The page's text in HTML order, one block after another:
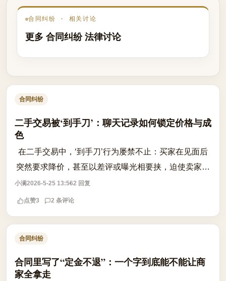
合同纠纷 · 相关讨论
更多 合同纠纷 法律讨论
合同纠纷
二手交易被‘到手刀’：聊天记录如何锁定价格与成
色
在二手交易中，‘到手刀’行为屡禁不止：买家在见面后
突然要求降价，甚至以差评或曝光相要挟，迫使卖家让
步。此类行为不仅违背诚信原则，更可能构成对买卖合
同的违约。根据《民法典》相关规定，...
小满2026-5-25 13:562 回复
点赞3 2 条评论
合同纠纷
合同里写了“定金不退”：一个字到底能不能让商
家全拿走